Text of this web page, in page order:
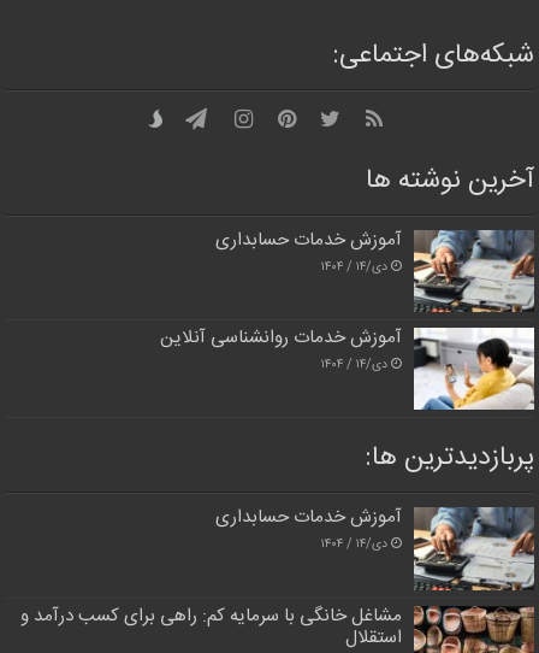
شبکه‌های اجتماعی:
آخرین نوشته ها
آموزش خدمات حسابداری
دی/۱۴ / ۱۴۰۴
آموزش خدمات روانشناسی آنلاین
دی/۱۴ / ۱۴۰۴
پربازدیدترین‌ ها:
آموزش خدمات حسابداری
دی/۱۴ / ۱۴۰۴
مشاغل خانگی با سرمایه کم: راهی برای کسب درآمد و
استقلال